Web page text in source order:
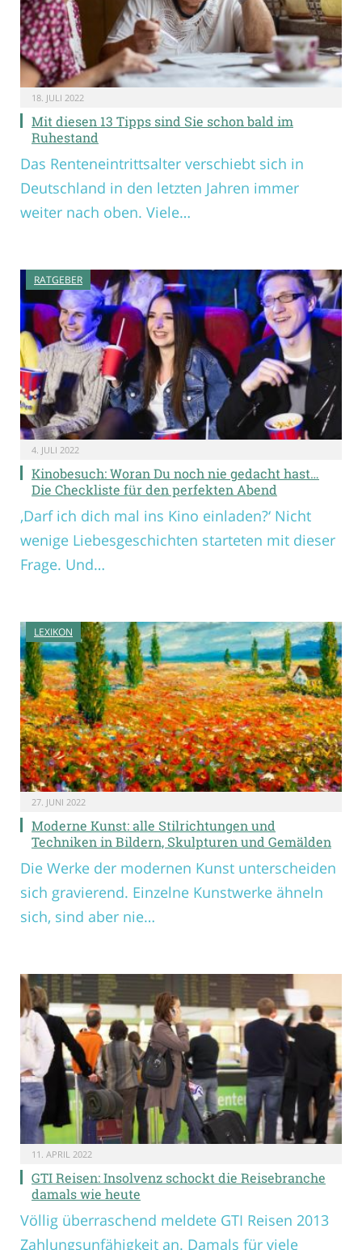
18. JULI 2022
Mit diesen 13 Tipps sind Sie schon bald im
Ruhestand
Das Renteneintrittsalter verschiebt sich in
Deutschland in den letzten Jahren immer
weiter nach oben. Viele…
RATGEBER
4. JULI 2022
Kinobesuch: Woran Du noch nie gedacht hast…
Die Checkliste für den perfekten Abend
‚Darf ich dich mal ins Kino einladen?‘ Nicht
wenige Liebesgeschichten starteten mit dieser
Frage. Und…
LEXIKON
27. JUNI 2022
Moderne Kunst: alle Stilrichtungen und
Techniken in Bildern, Skulpturen und Gemälden
Die Werke der modernen Kunst unterscheiden
sich gravierend. Einzelne Kunstwerke ähneln
sich, sind aber nie…
11. APRIL 2022
GTI Reisen: Insolvenz schockt die Reisebranche
damals wie heute
Völlig überraschend meldete GTI Reisen 2013
Zahlungsunfähigkeit an. Damals für viele